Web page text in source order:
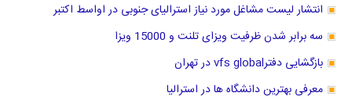
انتشار لیست مشاغل مورد نیاز استرالیای جنوبی در اواسط اکتبر
سه برابر شدن ظرفیت ویزای تلنت و 15000 ویزا
بازگشایی دفترvfs global در تهران
معرفی بهترین دانشگاه ها در استرالیا